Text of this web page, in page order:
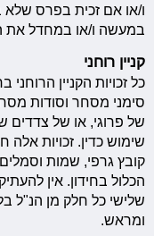
ו/או אם זכית בפרס שלא
במעשה ו/או במחדל את
קניין רוחני
כל זכויות הקניין הרוחני
סימני מסחר וסודות
של פרוגי, או של צדדים
שימוש כדין. זכויות
קובץ גרפי, שמות
הכלול בחידון. אין
שלישי כל חלק מן הנ"ל
ומראש.